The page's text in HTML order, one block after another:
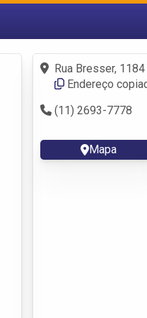
Fazer login
Criar conta
Rua Bresser,
Endereço
(11) 2693-7778
Mapa